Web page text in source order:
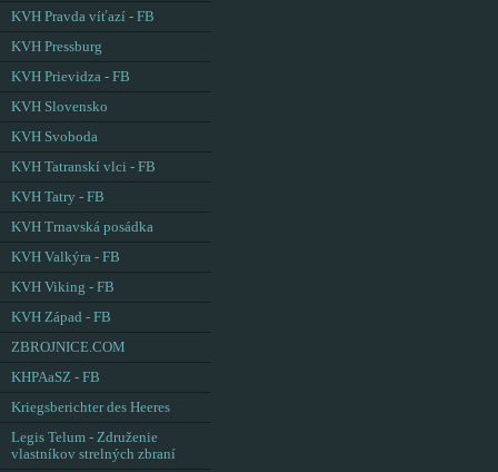
KVH Pravda víťazí - FB
KVH Pressburg
KVH Prievidza - FB
KVH Slovensko
KVH Svoboda
KVH Tatranskí vlci - FB
KVH Tatry - FB
KVH Trnavská posádka
KVH Valkýra - FB
KVH Viking - FB
KVH Západ - FB
ZBROJNICE.COM
KHPAaSZ - FB
Kriegsberichter des Heeres
Legis Telum - Združenie
vlastníkov strelných zbraní